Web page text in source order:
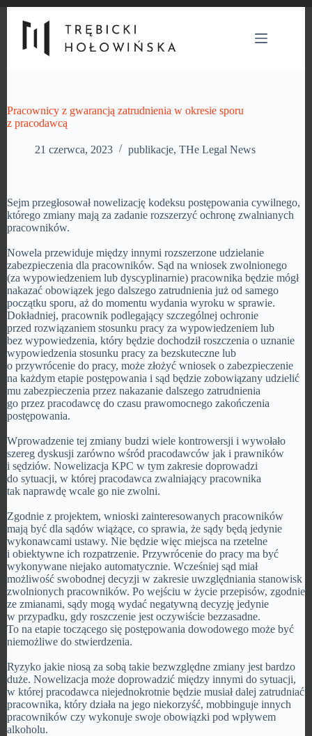
Pracownicy z gwarancją zatrudnienia w okresie sporu
z pracodawcą
21 czerwca, 2023 publikacje, THe Legal News
Sejm przegłosował nowelizację kodeksu postępowania cywilnego,
którego zmiany mają za zadanie rozszerzyć ochronę zwalnianych
pracowników.
Nowela przewiduje między innymi rozszerzone udzielanie
zabezpieczenia dla pracowników. Sąd na wniosek zwolnionego
(za wypowiedzeniem lub dyscyplinarnie) pracownika będzie mógł
nakazać obowiązek jego dalszego zatrudnienia już od samego
początku sporu, aż do momentu wydania wyroku w sprawie.
Dokładniej, pracownik podlegający szczególnej ochronie
przed rozwiązaniem stosunku pracy za wypowiedzeniem lub
bez wypowiedzenia, który będzie dochodził roszczenia o uznanie
wypowiedzenia stosunku pracy za bezskuteczne lub
o przywrócenie do pracy, może złożyć wniosek o zabezpieczenie
na każdym etapie postępowania i sąd będzie zobowiązany udzielić
mu zabezpieczenia przez nakazanie dalszego zatrudnienia
go przez pracodawcę do czasu prawomocnego zakończenia
postępowania.
Wprowadzenie tej zmiany budzi wiele kontrowersji i wywołało
szereg dyskusji zarówno wśród pracodawców jak i prawników
i sędziów. Nowelizacja KPC w tym zakresie doprowadzi
do sytuacji, w której pracodawca zwalniający pracownika
tak naprawdę wcale go nie zwolni.
Zgodnie z projektem, wnioski zainteresowanych pracowników
mają być dla sądów wiążące, co sprawia, że sądy będą jedynie
wykonawcami ustawy. Nie będzie więc miejsca na rzetelne
i obiektywne ich rozpatrzenie. Przywrócenie do pracy ma być
wykonywane niejako automatycznie. Wcześniej sąd miał
możliwość swobodnej decyzji w zakresie uwzględniania stanowisk
zwolnionych pracowników. Po wejściu w życie przepisów, zgodnie
ze zmianami, sądy mogą wydać negatywną decyzję jedynie
w przypadku, gdy roszczenie jest oczywiście bezzasadne.
To na etapie toczącego się postępowania dowodowego może być
niemożliwe do stwierdzenia.
Ryzyko jakie niosą za sobą takie bezwzględne zmiany jest bardzo
duże. Nowelizacja może doprowadzić między innymi do sytuacji,
w której pracodawca niejednokrotnie będzie musiał dalej zatrudniać
pracownika, który działa na jego niekorzyść, mobbinguje innych
pracowników czy wykonuje swoje obowiązki pod wpływem
alkoholu.